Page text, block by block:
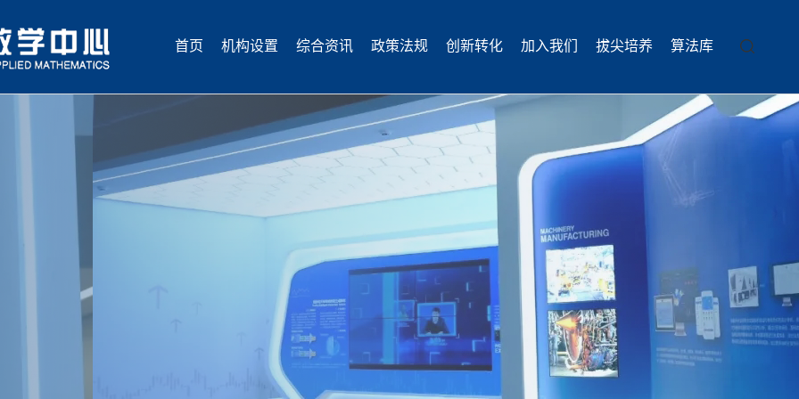
首页 机构设置 综合资讯 政策法规 创新转化 加入我们 拔尖培养 算法库